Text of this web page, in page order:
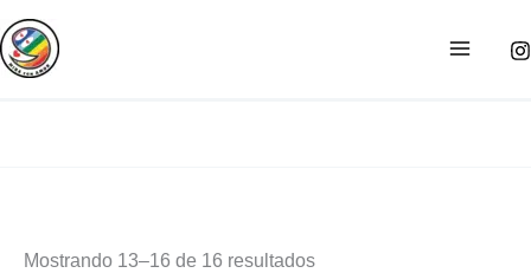
al
contenido
Mostrando 13–16 de 16 resultados